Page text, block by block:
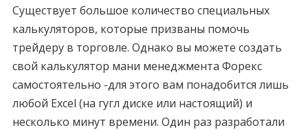
Существует большое количество специальных
калькуляторов, которые призваны помочь
трейдеру в торговле. Однако вы можете создать
свой калькулятор мани менеджмента Форекс
самостоятельно -для этого вам понадобится лишь
любой Excel (на гугл диске или настоящий) и
несколько минут времени. Один раз разработали